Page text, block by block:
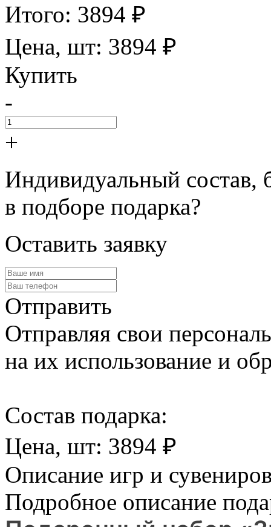
Итого: 3894 ₽
Цена, шт: 3894 ₽
Купить
-
+
Индивидуальный состав,
в подборе подарка?
Оставить заявку
Отправить
Отправляя свои
на их использование и
Cостав подарка:
Цена, шт: 3894 ₽
Описание игр и
Подробное описание